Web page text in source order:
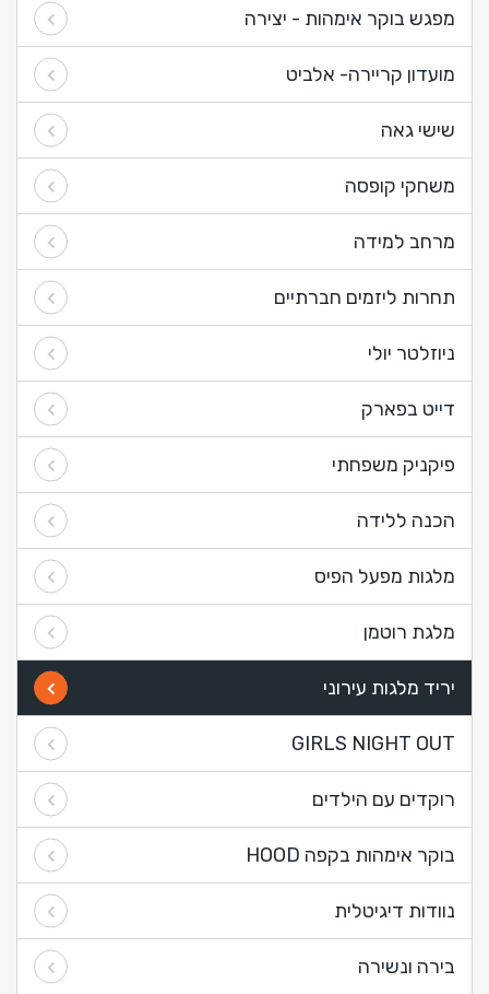
מפגש בוקר אימהות - יצירה
מועדון קריירה- אלביט
שישי גאה
משחקי קופסה
מרחב למידה
תחרות ליזמים חברתיים
ניוזלטר יולי
דייט בפארק
פיקניק משפחתי
הכנה ללידה
מלגות מפעל הפיס
מלגת רוטמן
יריד מלגות עירוני
GIRLS NIGHT OUT
רוקדים עם הילדים
בוקר אימהות בקפה HOOD
נוודות דיגיטלית
בירה ונשירה